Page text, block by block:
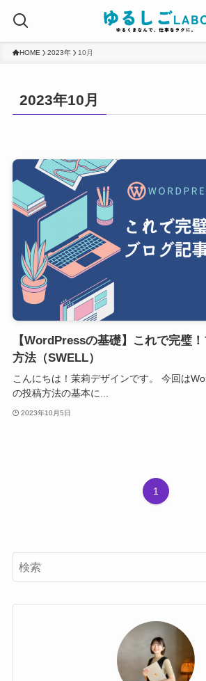
HOME 2023年 10月
2023年10月
【WordPressの基礎】これで完璧
方法（SWELL）
こんにちは！茉莉デザインです。 今回は
の投稿方法の基本に...
2023年10月5日
1